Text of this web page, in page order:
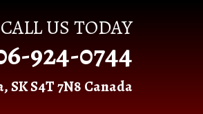
CALL US TODAY
924-0744
SK S4T 7N8 Canada